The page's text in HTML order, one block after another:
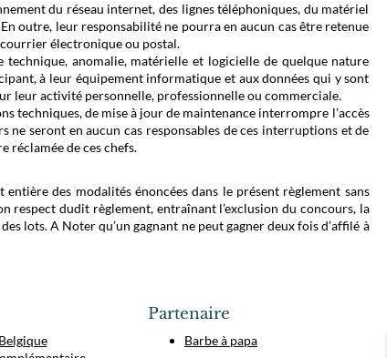
du réseau internet, des lignes téléphoniques, du matériel
outre, leur responsabilité ne pourra en aucun cas être retenue
électronique ou postal.
technique, anomalie, matérielle et logicielle de quelque nature
à leur équipement informatique et aux données qui y sont
leur activité personnelle, professionnelle ou commerciale.
techniques, de mise à jour de maintenance interrompre l’accès
ne seront en aucun cas responsables de ces interruptions et de
réclamée de ces chefs.
des modalités énoncées dans le présent règlement sans
respect dudit règlement, entraînant l’exclusion du concours, la
lots. A Noter qu’un gagnant ne peut gagner deux fois d’affilé à
Partenaire
Barbe à papa